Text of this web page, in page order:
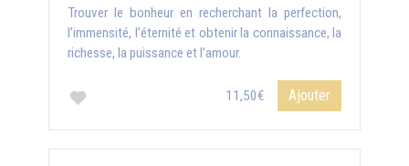
Trouver le bonheur en recherchant la perfection,
l’immensité, l’éternité et obtenir la connaissance, la
richesse, la puissance et l’amour.
11,50€ Ajouter